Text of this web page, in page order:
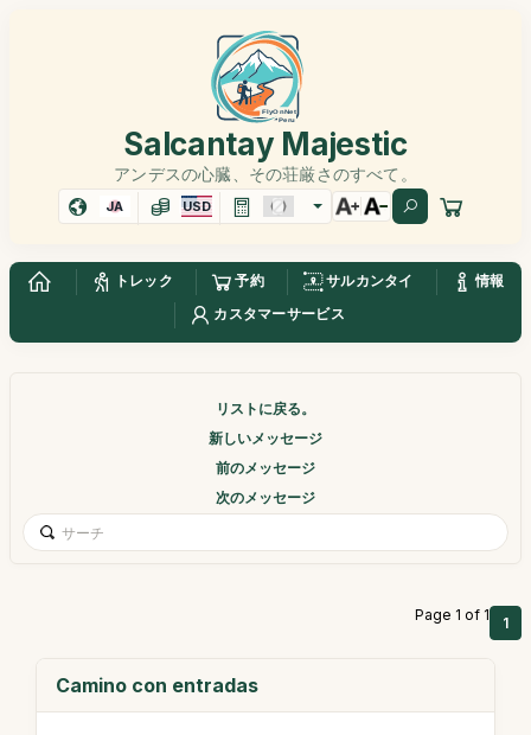
Salcantay Majestic
アンデスの心臓、その荘厳さのすべて。
JA USD
トレック 予約 サルカンタイ
情報
カスタマーサービス
リストに戻る。
新しいメッセージ
前のメッセージ
次のメッセージ
Page 1 of 1 1
Camino con entradas